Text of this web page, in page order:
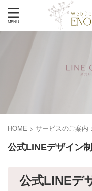
HOME > サービスのご案内
公式LINEデザイン
公式LINEデ